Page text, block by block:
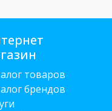
товаров
брендов